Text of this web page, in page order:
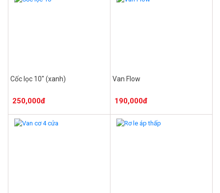
Cốc lọc 10" (xanh)
250,000đ
Van Flow
190,000đ